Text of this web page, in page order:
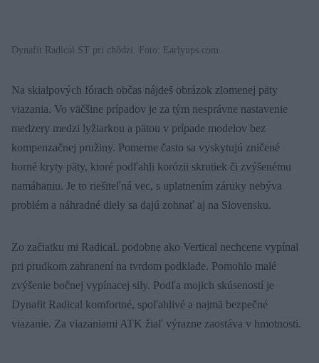
Dynafit Radical ST pri chôdzi. Foto: Earlyups.com
Na skialpových fórach občas nájdeš obrázok zlomenej päty
viazania. Vo väčšine prípadov je za tým nesprávne nastavenie
medzery medzi lyžiarkou a pätou v prípade modelov bez
kompenzačnej pružiny. Pomerne často sa vyskytujú zničené
horné kryty päty, ktoré podľahli korózii skrutiek či zvýšenému
namáhaniu. Je to riešiteľná vec, s uplatnením záruky nebýva
problém a náhradné diely sa dajú zohnať aj na Slovensku.
Zo začiatku mi RadicaL podobne ako Vertical nechcene vypínal
pri prudkom zahranení na tvrdom podklade. Pomohlo malé
zvýšenie bočnej vypínacej sily. Podľa mojich skúseností je
Dynafit Radical komfortné, spoľahlivé a najmä bezpečné
viazanie. Za viazaniami ATK žiaľ výrazne zaostáva v hmotnosti.